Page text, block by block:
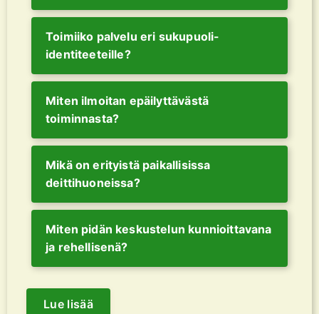
Toimiiko palvelu eri sukupuoli-
identiteeteille?
Miten ilmoitan epäilyttävästä
toiminnasta?
Mikä on erityistä paikallisissa
deittihuoneissa?
Miten pidän keskustelun kunnioittavana
ja rehellisenä?
Lue lisää